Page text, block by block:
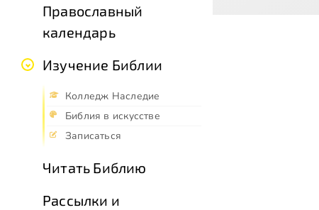
Православный
календарь
Изучение Библии
Колледж Наследие
Библия в искусстве
Записаться
Читать Библию
Рассылки и